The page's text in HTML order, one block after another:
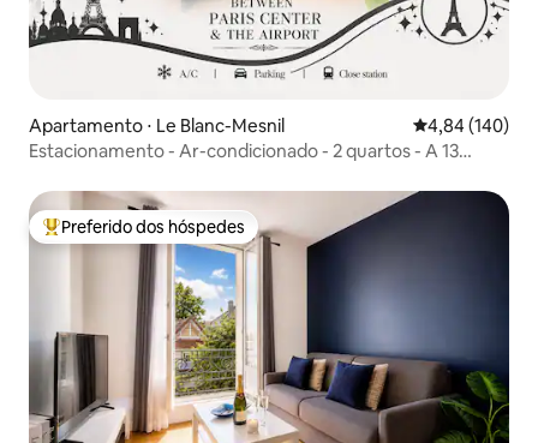
Apartamento ⋅ Le Blanc-Mesnil 4,84 de uma
4,84 (140)
Estacionamento - Ar-condicionado - 2 quartos - A 13
Entre os melhores preferidos dos hóspedes
Preferido dos hóspedes